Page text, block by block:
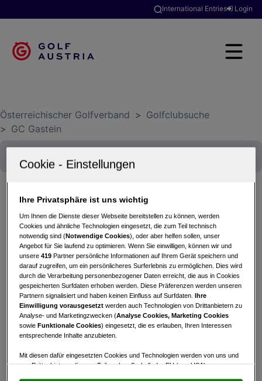
International Entries Login
Österreichischer Golfverband > Golfclubsuche
> GC Gastein
Golf & Tennis TC Hofgastein
05.07.2025 - 2er Scramble
GC Gastein
Turnierinfo
Nennliste
Turnierinfo
Downloads
Golf_Tennis_Turnier_2025.pdf
Datum:
05.07.2025
Ihre Privatsphäre ist uns wichtig
Um Ihnen die Dienste dieser Webseite bereitstellen zu können, werden
Cookies und ähnliche Technologien eingesetzt, die zum Teil technisch
notwendig sind (Notwendige Cookies), oder aber helfen sollen, unser
Angebot für Sie laufend zu optimieren. Wenn Sie einwilligen, können wir und
unsere419 Partner persönliche Informationen auf Ihrem Gerät speichern und
darauf zugreifen, um ein persönlicheres Surferlebnis zu ermöglichen. Dies wird
durch die Verarbeitung personenbezogener Daten erreicht, die aus in Cookies
gespeicherten Surfdaten erhoben werden. Diese Präferenzen werden unseren
Partnern signalisiert und haben keinen Einfluss auf Surfdaten.Ihre
Einwilligung vorausgesetzt werden auch Technologien von Drittanbietern zu
Analyse- und Marketingzwecken (Analyse Cookies, Marketing Cookies
sowieFunktionale Cookies) eingesetzt, die es erlauben, Ihren Interessen
entsprechende Inhalte anzubieten.
Mit diesen dafür eingesetzten Cookies und Technologien werden von uns und
von Drittanbietern, die zum Teil auch außerhalb der EU (u.a. USA)